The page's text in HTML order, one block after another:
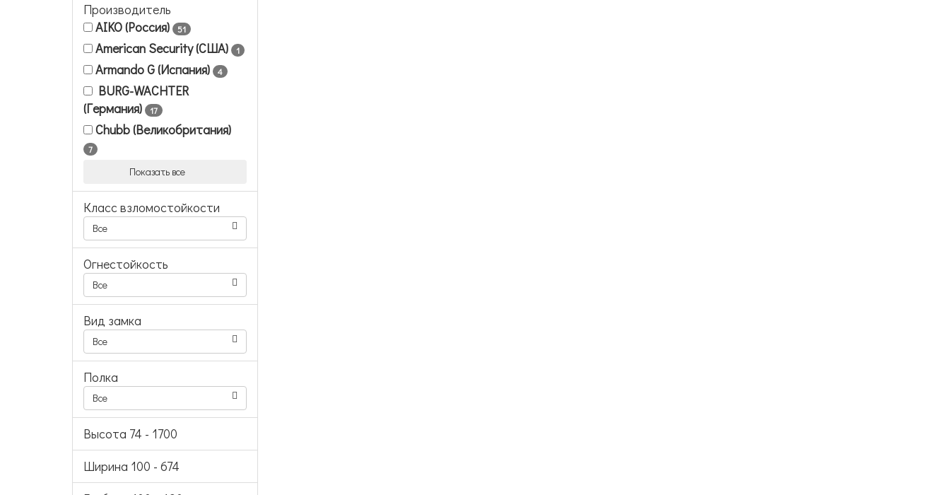
Производитель
AIKO (Россия)
51
American Security (США) 1
Armando G (Испания) 4
BURG-WACHTER
(Германия)
17
Chubb (Великобритания)
7
Показать все
Класс взломостойкости
Все
Огнестойкость
Все
Вид замка
Все
Полка
Все
Высота 74 - 1700
Ширина 100 - 674